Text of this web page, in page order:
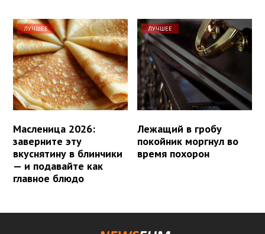
ЛУЧШЕЕ
Масленица 2026:
заверните эту
вкуснятину в блинчики
— и подавайте как
главное блюдо
ЛУЧШЕЕ
Лежащий в гробу
покойник моргнул во
время похорон